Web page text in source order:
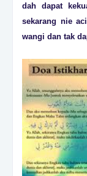
dah dapat
sekarang nie
wangi dan tak